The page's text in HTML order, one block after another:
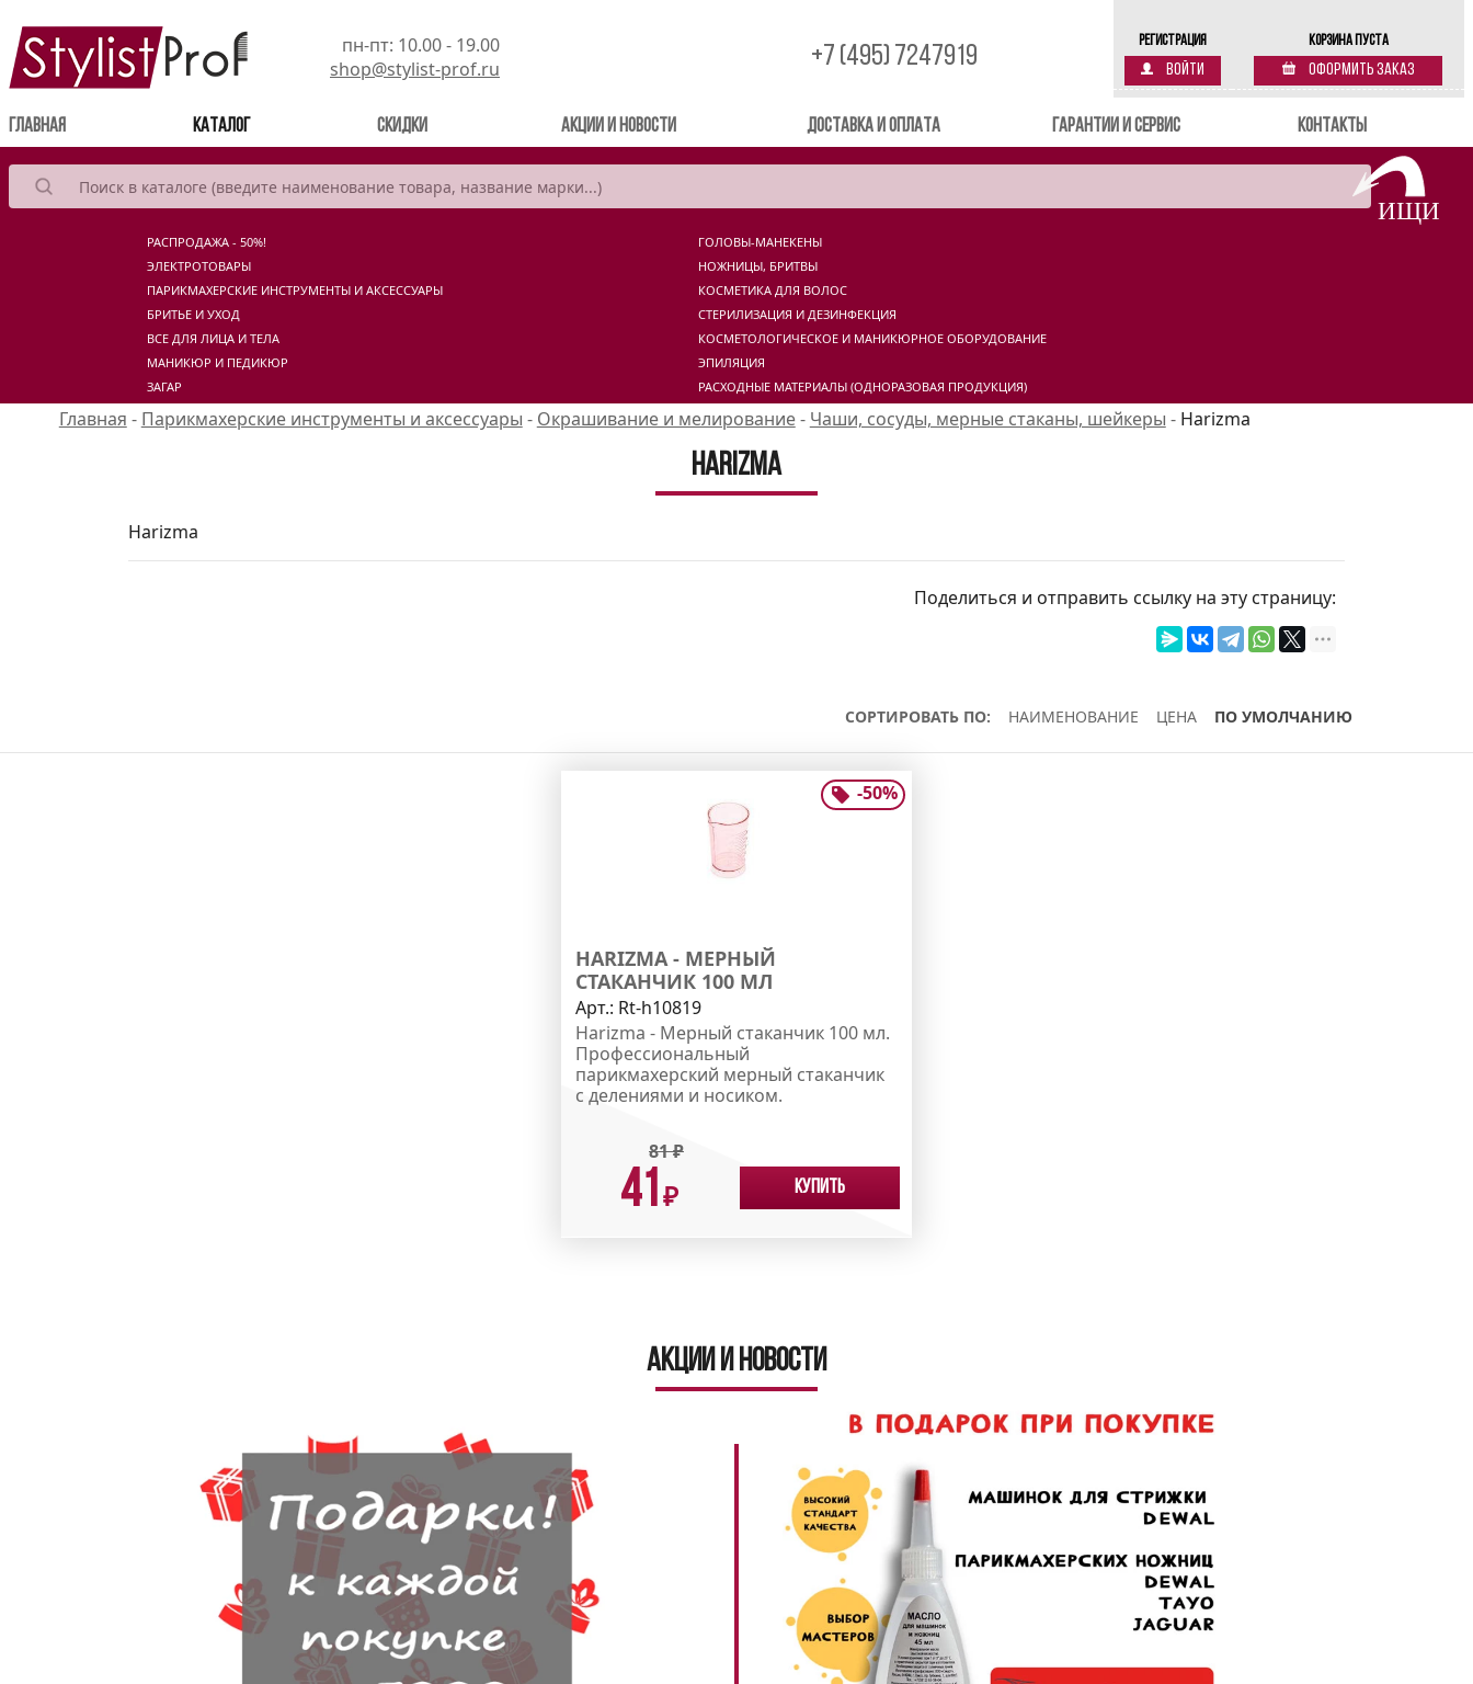
Регистрация
Войти
Корзина пуста
Оформить заказ
пн-пт: 10.00 - 19.00
shop@stylist-prof.ru
+7 (495) 7247919
Главная Каталог Скидки Акции и новости Доставка и оплата Гарантии и сервис Контакты
РАСПРОДАЖА - 50%!
ГОЛОВЫ-МАНЕКЕНЫ
ЭЛЕКТРОТОВАРЫ
НОЖНИЦЫ, БРИТВЫ
ПАРИКМАХЕРСКИЕ ИНСТРУМЕНТЫ И АКСЕССУАРЫ
КОСМЕТИКА ДЛЯ ВОЛОС
БРИТЬЕ И УХОД
СТЕРИЛИЗАЦИЯ И ДЕЗИНФЕКЦИЯ
ВСЕ ДЛЯ ЛИЦА И ТЕЛА
КОСМЕТОЛОГИЧЕСКОЕ И МАНИКЮРНОЕ ОБОРУДОВАНИЕ
МАНИКЮР И ПЕДИКЮР
ЭПИЛЯЦИЯ
ЗАГАР
РАСХОДНЫЕ МАТЕРИАЛЫ (ОДНОРАЗОВАЯ ПРОДУКЦИЯ)
Главная - Парикмахерские инструменты и аксессуары - Окрашивание и мелирование- Чаши, сосуды, мерные стаканы, шейкеры - Harizma
Harizma
Harizma
Поделиться и отправить ссылку на эту страницу:
СОРТИРОВАТЬ ПО: НАИМЕНОВАНИЕ ЦЕНА ПО УМОЛЧАНИЮ
-50%
HARIZMA - МЕРНЫЙ
СТАКАНЧИК 100 МЛ
Арт.: Rt-h10819
Harizma - Мерный стаканчик 100 мл.
Профессиональный
парикмахерский мерный стаканчик
с делениями и носиком.
81₽
41 ₽ Купить
Акции и новости